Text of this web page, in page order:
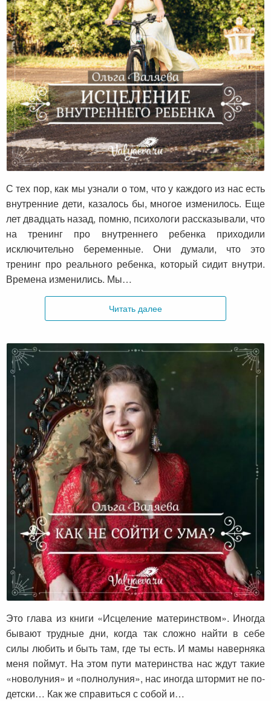
Исцеление внутреннего ребенка
С тех пор, как мы узнали о том, что у каждого из нас есть
внутренние дети, казалось бы, многое изменилось. Еще
лет двадцать назад, помню, психологи рассказывали, что
на тренинг про внутреннего ребенка приходили
исключительно беременные. Они думали, что это
тренинг про реального ребенка, который сидит внутри.
Времена изменились. Мы…
Читать далее
Как не сойти с ума?
Это глава из книги «Исцеление материнством». Иногда
бывают трудные дни, когда так сложно найти в себе
силы любить и быть там, где ты есть. И мамы наверняка
меня поймут. На этом пути материнства нас ждут такие
«новолуния» и «полнолуния», нас иногда штормит не по-
детски… Как же справиться с собой и…